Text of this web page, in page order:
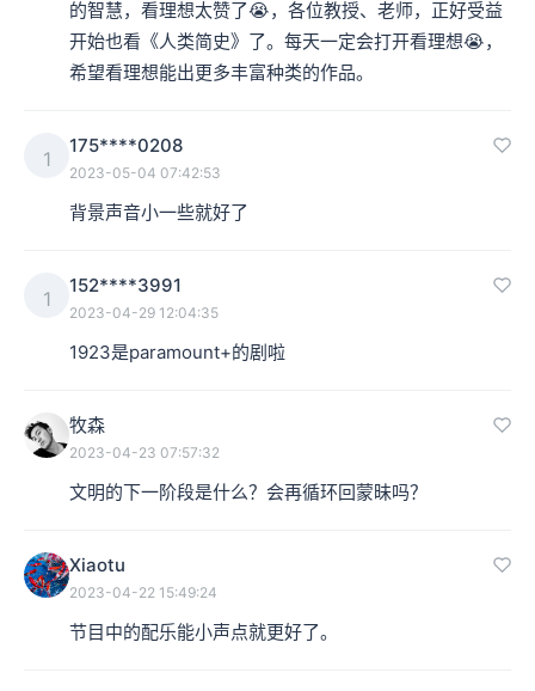
的智慧，看理想太赞了😭，各位教授、老师，正好受益
开始也看《人类简史》了。每天一定会打开看理想😭，
希望看理想能出更多丰富种类的作品。
1
175****0208
2023-05-04 07:42:53
背景声音小一些就好了
1
152****3991
2023-04-29 12:04:35
1923是paramount+的剧啦
牧森
2023-04-23 07:57:32
文明的下一阶段是什么？会再循环回蒙昧吗？
Xiaotu
2023-04-22 15:49:24
节目中的配乐能小声点就更好了。